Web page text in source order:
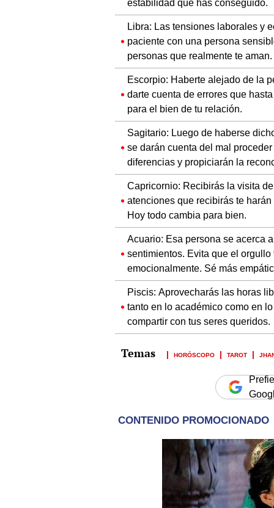
estabilidad que has conseguido.
Libra: Las tensiones laborales y
paciente con una persona
personas que realmente te aman.
Escorpio: Haberte alejado de la
darte cuenta de errores que
para el bien de tu relación.
Sagitario: Luego de haberse
se darán cuenta del mal
diferencias y propiciarán la
Capricornio: Recibirás la visita
atenciones que recibirás te
Hoy todo cambia para bien.
Acuario: Esa persona se acerca
sentimientos. Evita que el
emocionalmente. Sé más
Piscis: Aprovecharás las horas
tanto en lo académico como en
compartir con tus seres queridos.
HORÓSCOPO TAROT